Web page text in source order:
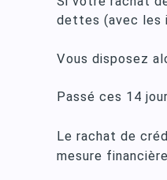
dettes (avec les
Vous disposez
Passé ces 14
Le rachat de
mesure